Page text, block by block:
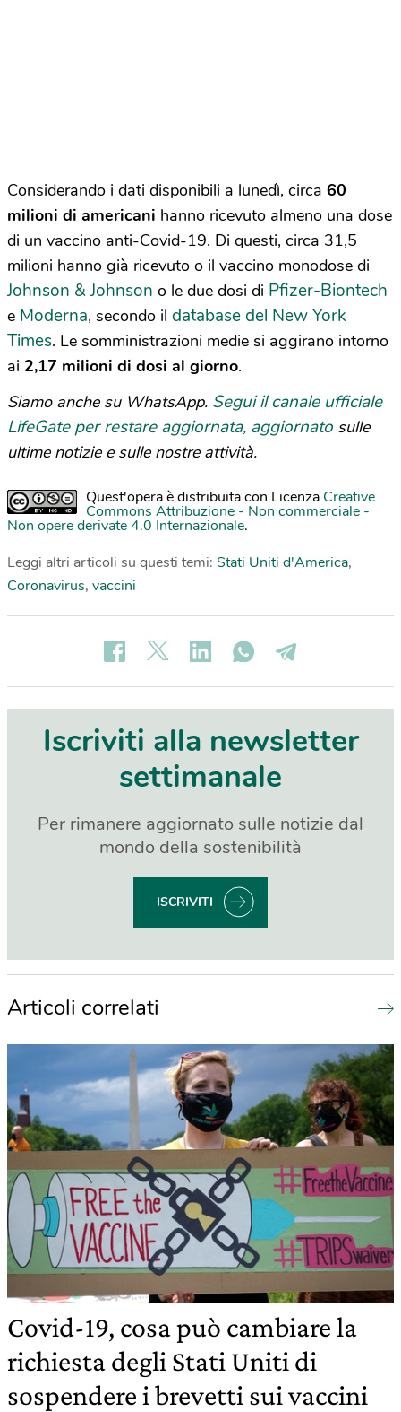
Considerando i dati disponibili a lunedì, circa 60
milioni di americani hanno ricevuto almeno una dose
di un vaccino anti-Covid-19. Di questi, circa 31,5
milioni hanno già ricevuto o il vaccino monodose di
Johnson & Johnson o le due dosi di Pfizer-Biontech
e Moderna, secondo il database del New York
Times. Le somministrazioni medie si aggirano intorno
ai 2,17 milioni di dosi al giorno.
Siamo anche su WhatsApp. Segui il canale ufficiale
LifeGate per restare aggiornata, aggiornato sulle
ultime notizie e sulle nostre attività.
Quest'opera è distribuita con Licenza Creative
Commons Attribuzione - Non commerciale -
Non opere derivate 4.0 Internazionale.
Leggi altri articoli su questi temi: Stati Uniti d'America,
Coronavirus, vaccini
Iscriviti alla newsletter
settimanale
Per rimanere aggiornato sulle notizie dal
mondo della sostenibilità
ISCRIVITI
Articoli correlati
Covid-19, cosa può cambiare la
richiesta degli Stati Uniti di
sospendere i brevetti sui vaccini